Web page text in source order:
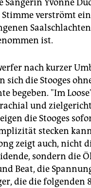
Sängerin Yvonne
verströmt
ist.
nach kurzer
sich die Stooges
begeben. "Im
und
die Stooges
stecken
zeigt auch, nicht
sondern die
Beat, die
die die folgenden